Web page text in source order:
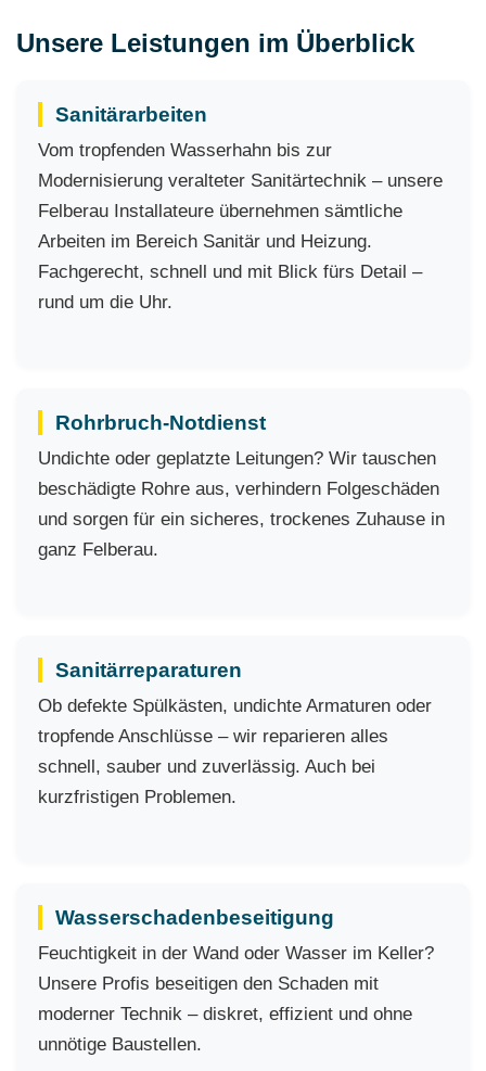
Unsere Leistungen im Überblick
Sanitärarbeiten
Vom tropfenden Wasserhahn bis zur
Modernisierung veralteter Sanitärtechnik – unsere
Felberau Installateure übernehmen sämtliche
Arbeiten im Bereich Sanitär und Heizung.
Fachgerecht, schnell und mit Blick fürs Detail –
rund um die Uhr.
Rohrbruch-Notdienst
Undichte oder geplatzte Leitungen? Wir tauschen
beschädigte Rohre aus, verhindern Folgeschäden
und sorgen für ein sicheres, trockenes Zuhause in
ganz Felberau.
Sanitärreparaturen
Ob defekte Spülkästen, undichte Armaturen oder
tropfende Anschlüsse – wir reparieren alles
schnell, sauber und zuverlässig. Auch bei
kurzfristigen Problemen.
Wasserschadenbeseitigung
Feuchtigkeit in der Wand oder Wasser im Keller?
Unsere Profis beseitigen den Schaden mit
moderner Technik – diskret, effizient und ohne
unnötige Baustellen.